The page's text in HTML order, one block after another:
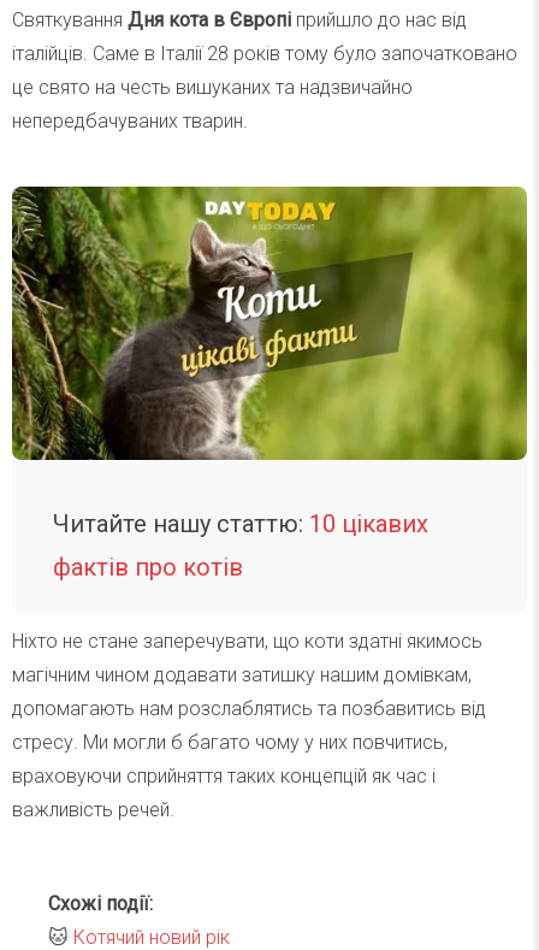
Святкування Дня кота в Європі прийшло до нас від
італійців. Саме в Італії 28 років тому було започатковано
це свято на честь вишуканих та надзвичайно
непередбачуваних тварин.
Читайте нашу статтю: 10 цікавих
фактів про котів
Ніхто не стане заперечувати, що коти здатні якимось
магічним чином додавати затишку нашим домівкам,
допомагають нам розслаблятись та позбавитись від
стресу. Ми могли б багато чому у них повчитись,
враховуючи сприйняття таких концепцій як час і
важливість речей.
Схожі події:
🐱 Котячий новий рік